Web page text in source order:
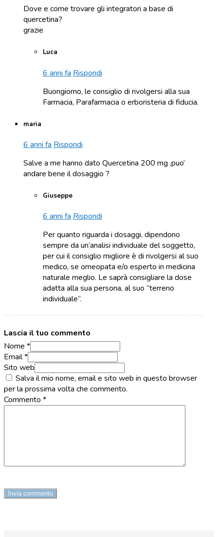
Dove e come trovare gli integratori a base di
quercetina?
grazie
Luca
6 anni fa Rispondi
Buongiorno, le consiglio di rivolgersi alla sua
Farmacia, Parafarmacia o erboristeria di fiducia.
maria
6 anni fa Rispondi
Salve a me hanno dato Quercetina 200 mg ,puo’
andare bene il dosaggio ?
Giuseppe
6 anni fa Rispondi
Per quanto riguarda i dosaggi, dipendono
sempre da un’analisi individuale del soggetto,
per cui il consiglio migliore è di rivolgersi al suo
medico, se omeopata e/o esperto in medicina
naturale meglio. Le saprà consigliare la dose
adatta alla sua persona, al suo “terreno
individuale”.
Lascia il tuo commento
Nome *
Email *
Sito web
Salva il mio nome, email e sito web in questo browser
per la prossima volta che commento.
Commento *